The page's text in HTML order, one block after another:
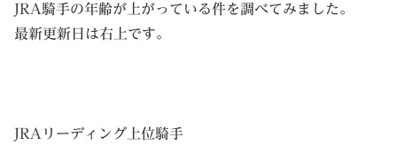
JRA騎手の年齢が上がっている件を調べてみました。
最新更新日は右上です。
JRAリーディング上位騎手